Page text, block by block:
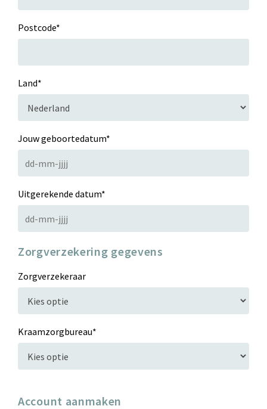
Postcode*
Land*
Jouw geboortedatum*
Uitgerekende datum*
Zorgverzekering gegevens
Zorgverzekeraar
Kraamzorgbureau*
Account aanmaken